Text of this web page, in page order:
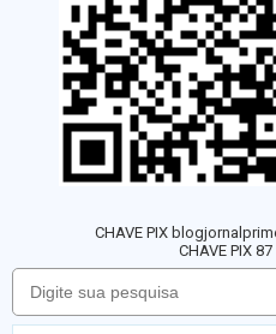
CHAVE PIX
CHAVE PIX